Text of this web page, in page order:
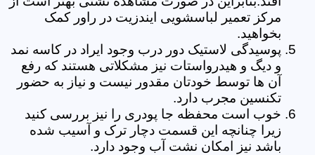
مرکز تعمیر لباسشویی ایندزیت در راور کمک
بخواهید.
پوسیدگی لاستیک دور درب وجود ایراد در کاسه نمد
و دیگ و هیدرواستات نیز مشکلاتی هستند که رفع
آن ها توسط خودتان مقدور نیست و نیاز به حضور
تکنسین مجرب دارد.
خوب است محفظه جا پودری را نیز بررسی کنید
زیرا چنانچه این قسمت دچار ترک و آسیب شده
باشد نیز امکان نشت آب وجود دارد.